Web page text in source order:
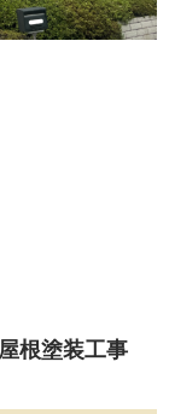
根塗装工事